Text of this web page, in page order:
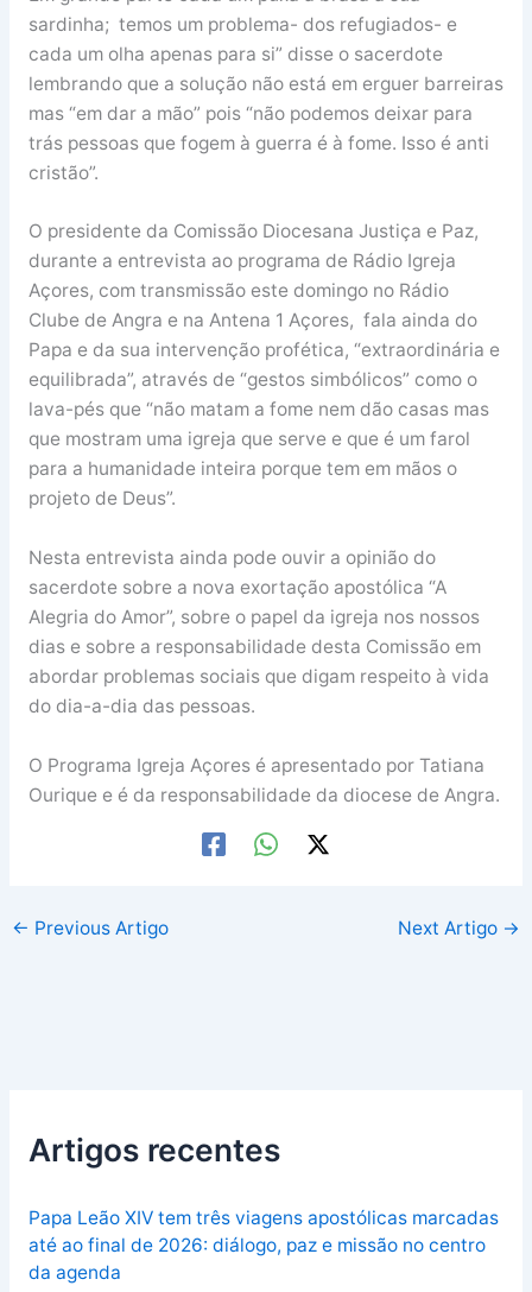
sardinha; temos um problema- dos refugiados- e
cada um olha apenas para si” disse o sacerdote
lembrando que a solução não está em erguer barreiras
mas “em dar a mão” pois “não podemos deixar para
trás pessoas que fogem à guerra é à fome. Isso é anti
cristão”.
O presidente da Comissão Diocesana Justiça e Paz,
durante a entrevista ao programa de Rádio Igreja
Açores, com transmissão este domingo no Rádio
Clube de Angra e na Antena 1 Açores, fala ainda do
Papa e da sua intervenção profética, “extraordinária e
equilibrada”, através de “gestos simbólicos” como o
lava-pés que “não matam a fome nem dão casas mas
que mostram uma igreja que serve e que é um farol
para a humanidade inteira porque tem em mãos o
projeto de Deus”.
Nesta entrevista ainda pode ouvir a opinião do
sacerdote sobre a nova exortação apostólica “A
Alegria do Amor”, sobre o papel da igreja nos nossos
dias e sobre a responsabilidade desta Comissão em
abordar problemas sociais que digam respeito à vida
do dia-a-dia das pessoas.
O Programa Igreja Açores é apresentado por Tatiana
Ourique e é da responsabilidade da diocese de Angra.
← Previous Artigo Next Artigo →
Artigos recentes
Papa Leão XIV tem três viagens apostólicas marcadas
até ao final de 2026: diálogo, paz e missão no centro
da agenda